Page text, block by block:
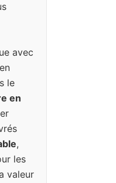
avec
le
en
,
les
valeur